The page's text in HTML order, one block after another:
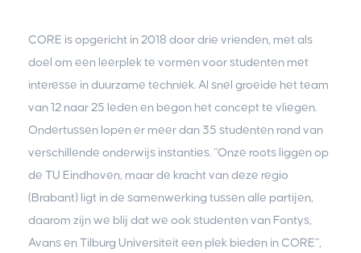
CORE is opgericht in 2018 door drie vrienden, met als
doel om een leerplek te vormen voor studenten met
interesse in duurzame techniek. Al snel groeide het team
van 12 naar 25 leden en begon het concept te vliegen.
Ondertussen lopen er meer dan 35 studenten rond van
verschillende onderwijs instanties. “Onze roots liggen op
de TU Eindhoven, maar de kracht van deze regio
(Brabant) ligt in de samenwerking tussen alle partijen,
daarom zijn we blij dat we ook studenten van Fontys,
Avans en Tilburg Universiteit een plek bieden in CORE”,